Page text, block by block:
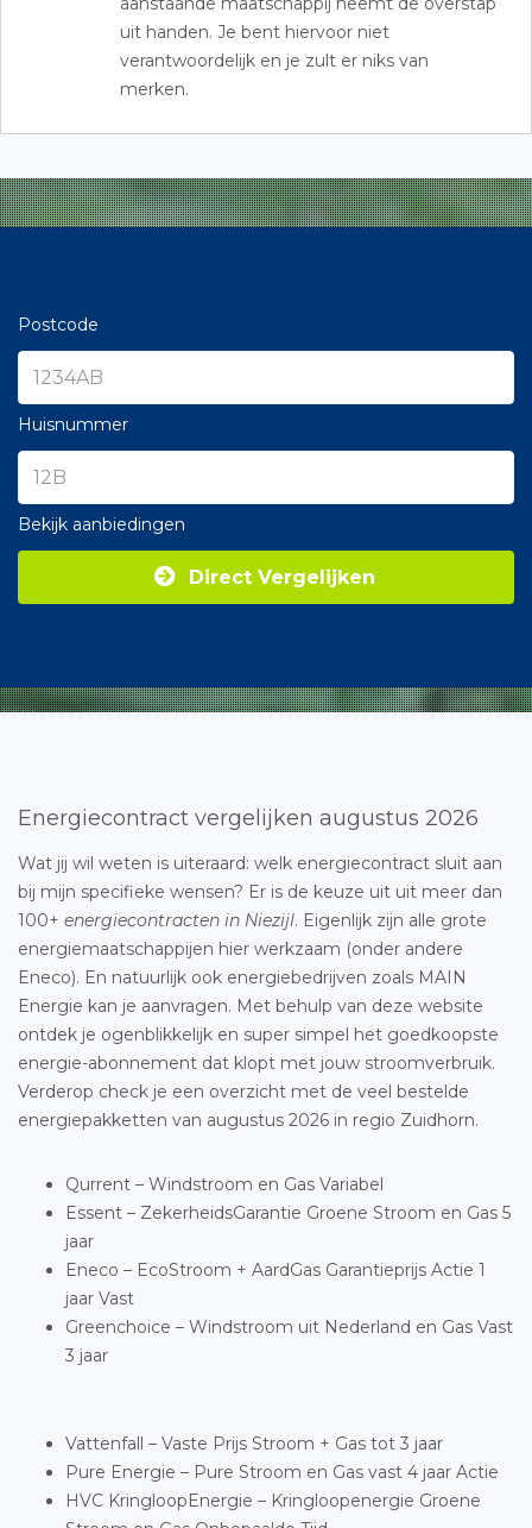
uit handen. Je bent hiervoor niet
verantwoordelijk en je zult er niks van
merken.
Postcode
Huisnummer
Bekijk aanbiedingen
Direct Vergelijken
Energiecontract vergelijken augustus 2026
Wat jij wil weten is uiteraard: welk energiecontract sluit aan
bij mijn specifieke wensen? Er is de keuze uit uit meer dan
100+ energiecontracten in Niezijl. Eigenlijk zijn alle grote
energiemaatschappijen hier werkzaam (onder andere
Eneco). En natuurlijk ook energiebedrijven zoals MAIN
Energie kan je aanvragen. Met behulp van deze website
ontdek je ogenblikkelijk en super simpel het goedkoopste
energie-abonnement dat klopt met jouw stroomverbruik.
Verderop check je een overzicht met de veel bestelde
energiepakketten van augustus 2026 in regio Zuidhorn.
Qurrent – Windstroom en Gas Variabel
Essent – ZekerheidsGarantie Groene Stroom en Gas 5
jaar
Eneco – EcoStroom + AardGas Garantieprijs Actie 1
jaar Vast
Greenchoice – Windstroom uit Nederland en Gas Vast
3 jaar
Vattenfall – Vaste Prijs Stroom + Gas tot 3 jaar
Pure Energie – Pure Stroom en Gas vast 4 jaar Actie
HVC KringloopEnergie – Kringloopenergie Groene